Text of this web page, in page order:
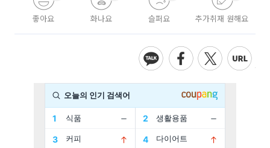
좋아요 화나요 슬퍼요 추가취재 원해요